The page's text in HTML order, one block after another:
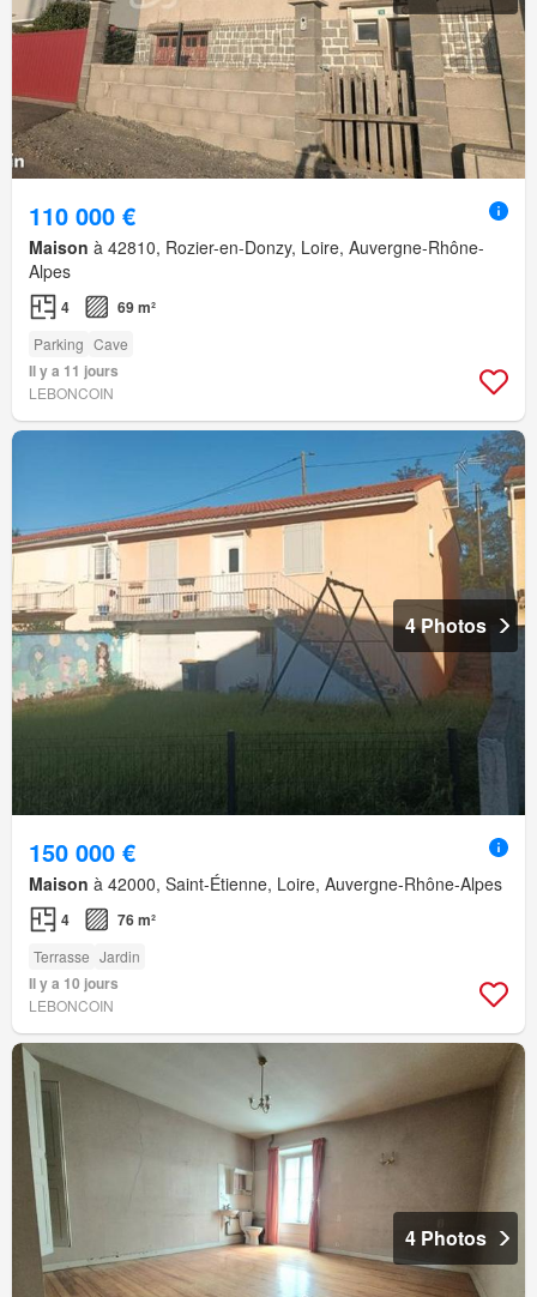
110 000 €
Maison à 42810, Rozier-en-Donzy, Loire, Auvergne-Rhône-
Alpes
4 69 m²
Parking Cave
Il y a 11 jours
LEBONCOIN
4 Photos
150 000 €
Maison à 42000, Saint-Étienne, Loire, Auvergne-Rhône-Alpes
4 76 m²
Terrasse Jardin
Il y a 10 jours
LEBONCOIN
4 Photos